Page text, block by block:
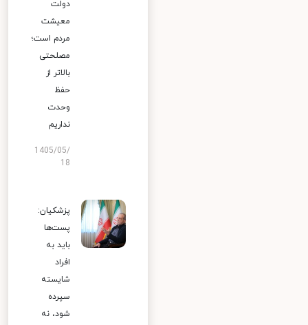
دولت
معیشت
مردم است؛
مصلحتی
بالاتر از
حفظ
وحدت
نداریم
1405/05/
18
پزشکیان:
پست‌ها
باید به
افراد
شایسته
سپرده
شود، نه